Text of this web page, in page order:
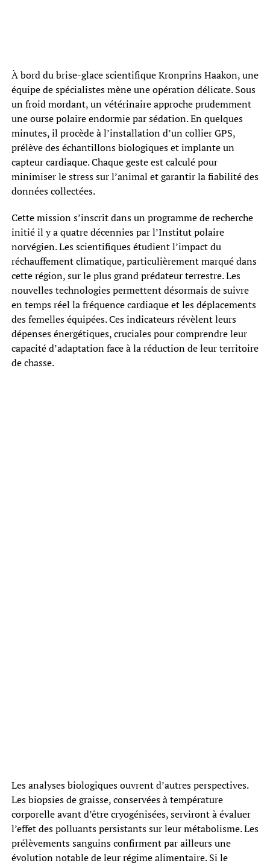
À bord du brise-glace scientifique Kronprins Haakon, une
équipe de spécialistes mène une opération délicate. Sous
un froid mordant, un vétérinaire approche prudemment
une ourse polaire endormie par sédation. En quelques
minutes, il procède à l’installation d’un collier GPS,
prélève des échantillons biologiques et implante un
capteur cardiaque. Chaque geste est calculé pour
minimiser le stress sur l’animal et garantir la fiabilité des
données collectées.
Cette mission s’inscrit dans un programme de recherche
initié il y a quatre décennies par l’Institut polaire
norvégien. Les scientifiques étudient l’impact du
réchauffement climatique, particulièrement marqué dans
cette région, sur le plus grand prédateur terrestre. Les
nouvelles technologies permettent désormais de suivre
en temps réel la fréquence cardiaque et les déplacements
des femelles équipées. Ces indicateurs révèlent leurs
dépenses énergétiques, cruciales pour comprendre leur
capacité d’adaptation face à la réduction de leur territoire
de chasse.
Les analyses biologiques ouvrent d’autres perspectives.
Les biopsies de graisse, conservées à température
corporelle avant d’être cryogénisées, serviront à évaluer
l’effet des polluants persistants sur leur métabolisme. Les
prélèvements sanguins confirment par ailleurs une
évolution notable de leur régime alimentaire. Si le